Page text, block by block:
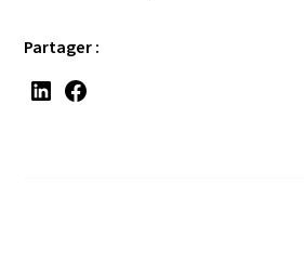
Partager :